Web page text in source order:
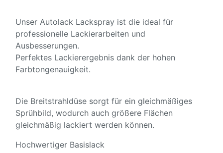
Unser Autolack Lackspray ist die ideal für
professionelle Lackierarbeiten und
Ausbesserungen.
Perfektes Lackierergebnis dank der hohen
Farbtongenauigkeit.
Die Breitstrahldüse sorgt für ein gleichmäßiges
Sprühbild, wodurch auch größere Flächen
gleichmäßig lackiert werden können.
Hochwertiger Basislack